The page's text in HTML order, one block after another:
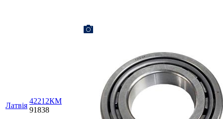
Латвія
42212КМ
91838